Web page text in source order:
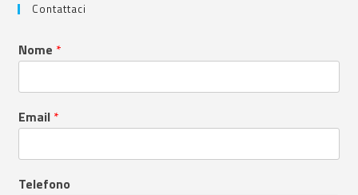
Contattaci
Nome *
Email *
Telefono